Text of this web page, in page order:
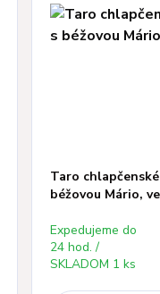
Taro
béžovou Mário,
Expedujeme do
24 hod. /
SKLADOM 1 ks